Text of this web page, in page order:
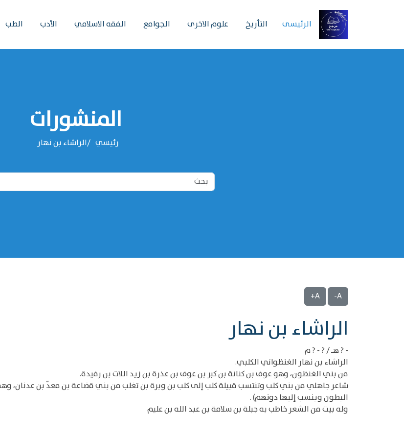
الرئیسی التأريخ علوم الاخرى الجوامع الفقه الاسلامي الأدب الطب
المنشورات
رئيسي ‌‌الراشاء بن نهار
A-
A+
‌‌الراشاء بن نهار
- ? هـ / ? - ? م
الراشاء بن نهار الغنظواني الكلبي.
من بني الغنظون، وهو عوف بن كنانة بن كبر بن عوف بن عذرة بن زيد اللات بن رفيدة.
شاعر جاهلي من بني كلب وتنتسب قبيلة كلب إلى كلب بن وبرة بن تغلب من بني قضاعة بن معدّ بن عدنان،
البطون وينسب إليها دونهم) .
وله بيت من الشعر خاطب به جبلة بن سلامة بن عبد الله بن عليم